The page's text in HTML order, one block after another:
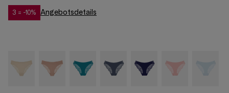
3 = -10% Angebotsdetails